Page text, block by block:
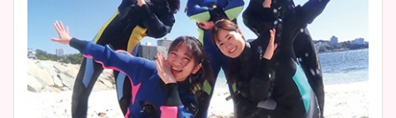
宇賀神メグアナのニット画像
まとめ！足も美脚でカップも